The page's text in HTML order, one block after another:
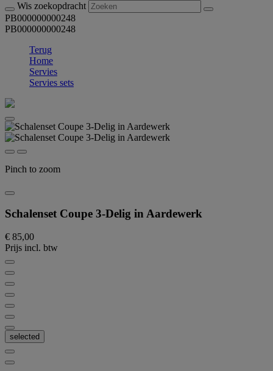
Wis zoekopdracht
PB000000000248
PB000000000248
Terug
Home
Servies
Servies sets
Pinch to zoom
Schalenset Coupe 3-Delig in Aardewerk
€ 85,00
Prijs incl. btw
selected